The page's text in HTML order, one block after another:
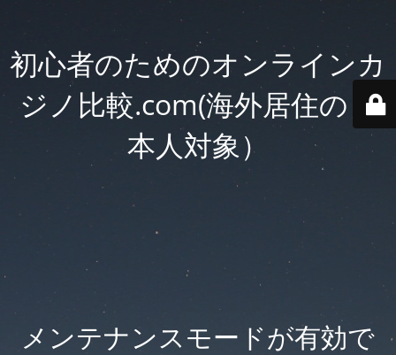
初心者のためのオンラインカ
ジノ比較.com(海外居住の日
本人対象）
メンテナンスモードが有効で